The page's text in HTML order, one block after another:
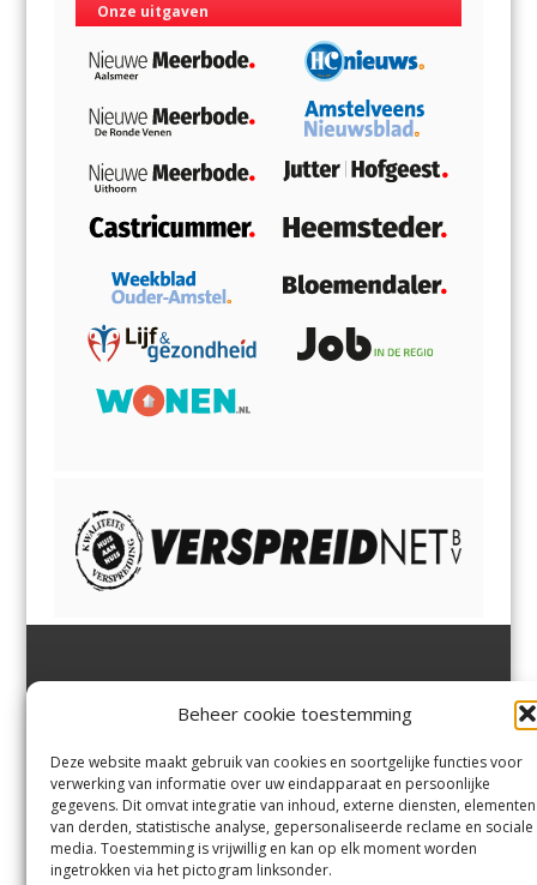
Beheer cookie toestemming
Deze website maakt gebruik van cookies en soortgelijke functies voor
verwerking van informatie over uw eindapparaat en persoonlijke
gegevens. Dit omvat integratie van inhoud, externe diensten, elementen
van derden, statistische analyse, gepersonaliseerde reclame en sociale
media. Toestemming is vrijwillig en kan op elk moment worden
ingetrokken via het pictogram linksonder.
Onze uitgaven
Margadantstraat 34
0255-533900
info@jutter.nlofinfo@hofgee
st.nl
Velserbroek,Velsen-Zuid,
Zuid,Driehuisen
Spaarnwoude.
Contact